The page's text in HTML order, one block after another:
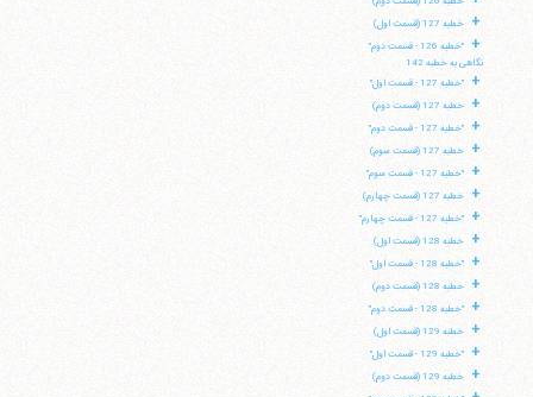
+ خطبه 127 (قسمت اول)
+
"خطبه 126 - قسمت دوم"
نگاهی به خطبه 142
+ "خطبه 127 - قسمت اول"
+ خطبه 127 (قسمت دوم)
+ "خطبه 127 - قسمت دوم"
+ خطبه 127 (قسمت سوم)
+ "خطبه 127 - قسمت سوم"
+ خطبه 127 (قسمت چهارم)
+ "خطبه 127 - قسمت چهارم"
+ خطبه 128 (قسمت اول)
+ "خطبه 128 - قسمت اول"
+ خطبه 128 (قسمت دوم)
+ "خطبه 128 - قسمت دوم"
+ خطبه 129 (قسمت اول)
+ "خطبه 129 - قسمت اول"
+ خطبه 129 (قسمت دوم)